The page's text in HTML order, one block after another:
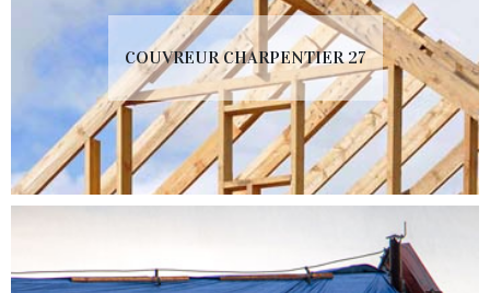
COUVREUR CHARPENTIER 27